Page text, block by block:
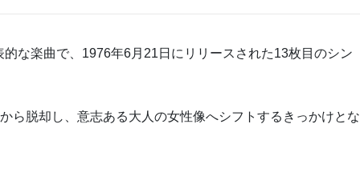
的な楽曲で、1976年6月21日にリリースされた13枚目のシン
ら脱却し、意志ある大人の女性像へシフトするきっかけとな